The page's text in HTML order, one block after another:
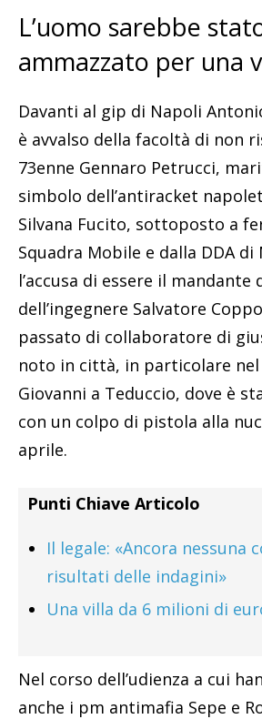
L’uomo sarebbe
ammazzato per una
Davanti al gip di Napoli
è avvalso della facoltà di non
73enne Gennaro Petrucci,
simbolo dell’antiracket
Silvana Fucito, sottoposto a
Squadra Mobile e dalla DDA di
l’accusa di essere il mandante
dell’ingegnere Salvatore
passato di collaboratore di
noto in città, in particolare nel
Giovanni a Teduccio, dove è
con un colpo di pistola alla
aprile.
Punti Chiave Articolo
Il legale: «Ancora nessuna
risultati delle indagini»
Una villa da 6 milioni di
Nel corso dell’udienza a cui
anche i pm antimafia Sepe e